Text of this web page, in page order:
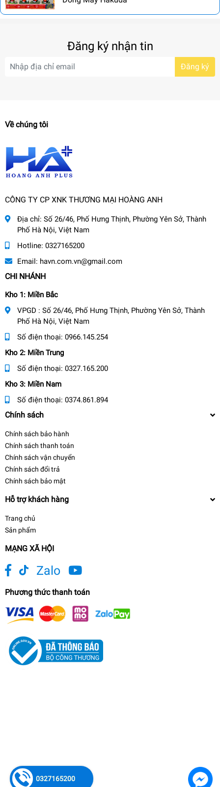
Đăng ký nhận tin
Đăng ký
Về chúng tôi
CÔNG TY CP XNK THƯƠNG MẠI HOÀNG ANH
Địa chỉ: Số 26/46, Phố Hưng Thịnh, Phường Yên Sở, Thành
Phố Hà Nội, Việt Nam
Hotline: 0327165200
Email: havn.com.vn@gmail.com
CHI NHÁNH
Kho 1: Miền Bắc
VPGD : Số 26/46, Phố Hưng Thịnh, Phường Yên Sở, Thành
Phố Hà Nội, Việt Nam
Số điện thoại: 0966.145.254
Kho 2: Miền Trung
Số điện thoại: 0327.165.200
Kho 3: Miền Nam
Số điện thoại: 0374.861.894
Chính sách
Chính sách bảo hành
Chính sách thanh toán
Chính sách vận chuyển
Chính sách đổi trả
Chính sách bảo mật
Hỗ trợ khách hàng
Trang chủ
Sản phẩm
MẠNG XÃ HỘI
Zalo
Phương thức thanh toán
0327165200